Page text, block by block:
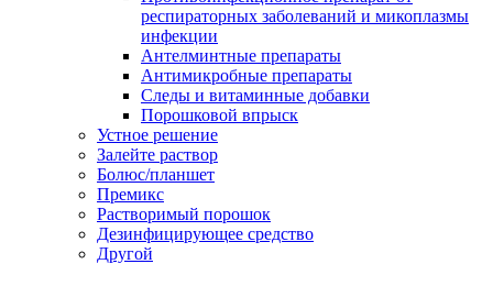
респираторных заболеваний и микоплазмы
инфекции
Антелминтные препараты
Антимикробные препараты
Следы и витаминные добавки
Порошковой впрыск
Устное решение
Залейте раствор
Болюс/планшет
Премикс
Растворимый порошок
Дезинфицирующее средство
Другой